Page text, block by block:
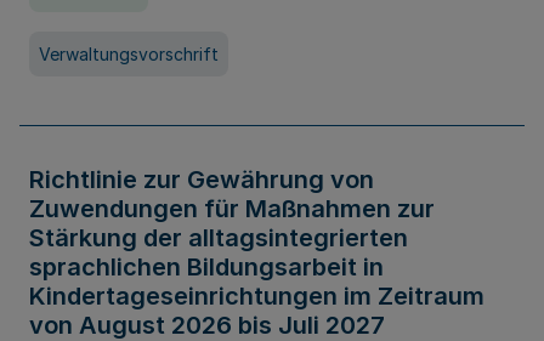
Verwaltungsvorschrift
Richtlinie zur Gewährung von
Zuwendungen für Maßnahmen zur
Stärkung der alltagsintegrierten
sprachlichen Bildungsarbeit in
Kindertageseinrichtungen im Zeitraum
von August 2026 bis Juli 2027